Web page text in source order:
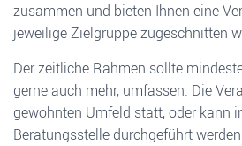
zusammen und bieten Ihnen eine
jeweilige Zielgruppe zugeschnitten
Der zeitliche Rahmen sollte
gerne auch mehr, umfassen. Die
gewohnten Umfeld statt, oder kann
Beratungsstelle durchgeführt